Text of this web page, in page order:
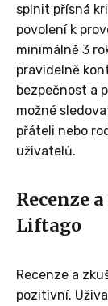
splnit přísná
povolení k
minimálně 3
pravidelně
bezpečnost a
možné
přáteli nebo
uživatelů.
Recenze
Liftago
Recenze a
pozitivní.